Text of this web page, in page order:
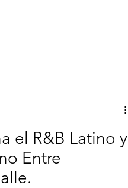
el R&B Latino y
Entre